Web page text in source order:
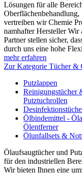
Lösungen für alle
Oberflächenbehandlung,
vertreiben wir Chemie
namhafter Hersteller Wir
Partner stellen sicher,
durch uns eine hohe
mehr erfahren
Zur Kategorie Tücher &
Putzlappen
Reinigungstücher
Putztuchrollen
Ölbindemittel -
Ölentferner
Ölunfallsets &
Ölaufsaugtücher und
für den industriellen
Wir bieten Ihnen eine